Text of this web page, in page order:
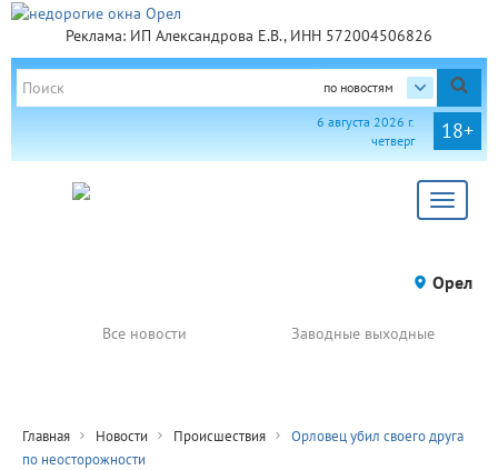
Реклама: ИП Александрова Е.В., ИНН 572004506826
по новостям
18+
6 августа 2026 г.
четверг
Toggle
Орел
Все новости Заводные выходные
Главная Новости Происшествия
Орловец убил своего друга
по неосторожности